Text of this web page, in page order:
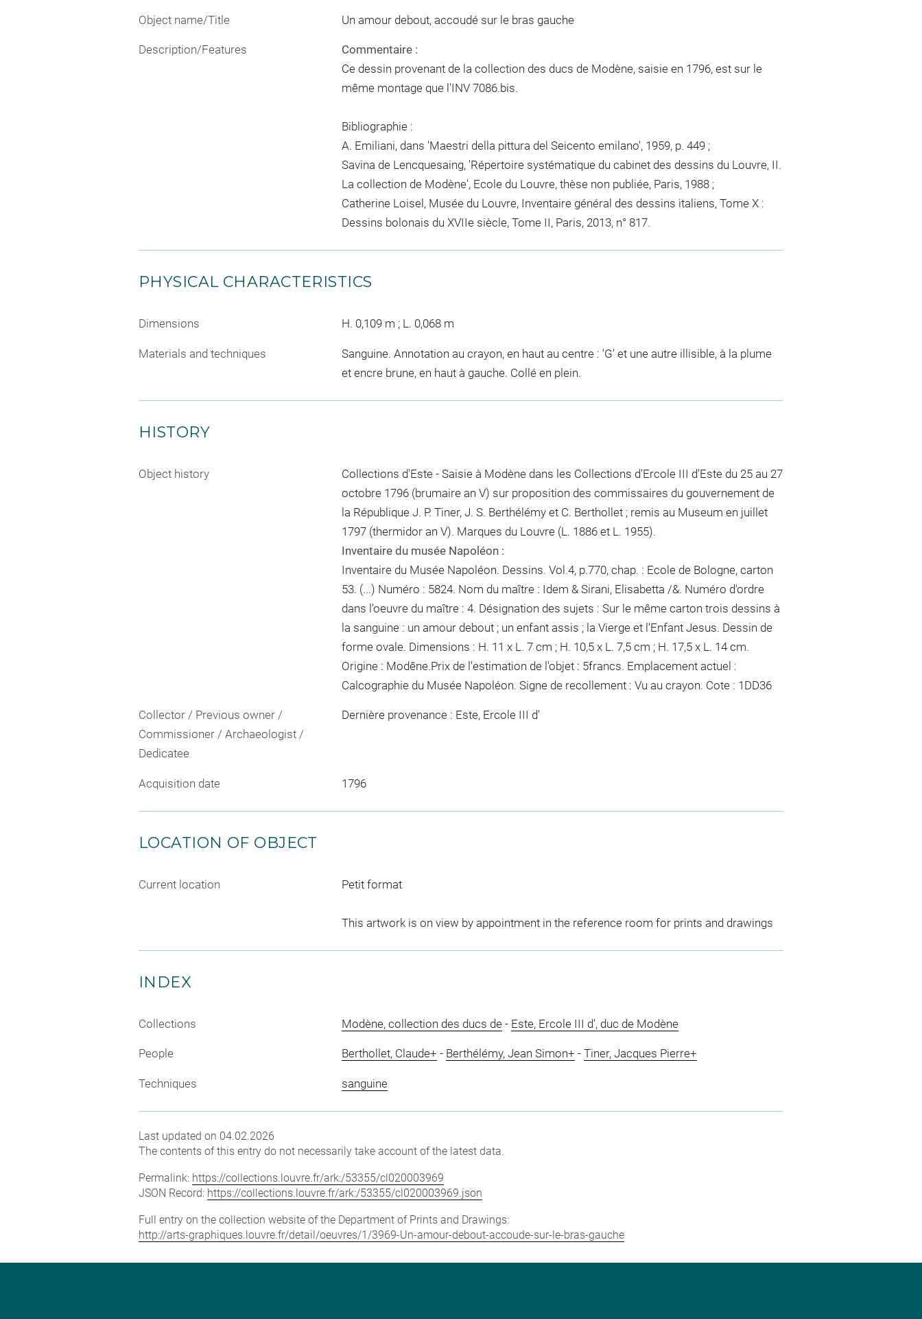
Object name/Title Un amour debout, accoudé sur le bras gauche
Description/Features
Commentaire :
Ce dessin provenant de la collection des ducs de Modène, saisie en 1796, est sur le
même montage que l'INV 7086.bis.
Bibliographie :
A. Emiliani, dans 'Maestri della pittura del Seicento emilano', 1959, p. 449 ;
Savina de Lencquesaing, 'Répertoire systématique du cabinet des dessins du Louvre, II.
La collection de Modène', Ecole du Louvre, thèse non publiée, Paris, 1988 ;
Catherine Loisel, Musée du Louvre, Inventaire général des dessins italiens, Tome X :
Dessins bolonais du XVIIe siècle, Tome II, Paris, 2013, n° 817.
PHYSICAL CHARACTERISTICS
Dimensions H. 0,109 m ; L. 0,068 m
Materials and techniques
Sanguine. Annotation au crayon, en haut au centre : 'G' et une autre illisible, à la plume
et encre brune, en haut à gauche. Collé en plein.
HISTORY
Object history
Collections d'Este - Saisie à Modène dans les Collections d'Ercole III d'Este du 25 au 27
octobre 1796 (brumaire an V) sur proposition des commissaires du gouvernement de
la République J. P. Tiner, J. S. Berthélémy et C. Berthollet ; remis au Museum en juillet
1797 (thermidor an V). Marques du Louvre (L. 1886 et L. 1955).
Inventaire du musée Napoléon :
Inventaire du Musée Napoléon. Dessins. Vol.4, p.770, chap. : Ecole de Bologne, carton
53. (...) Numéro : 5824. Nom du maître : Idem & Sirani, Elisabetta /&. Numéro d'ordre
dans l'oeuvre du maître : 4. Désignation des sujets : Sur le même carton trois dessins à
la sanguine : un amour debout ; un enfant assis ; la Vierge et l'Enfant Jesus. Dessin de
forme ovale. Dimensions : H. 11 x L. 7 cm ; H. 10,5 x L. 7,5 cm ; H. 17,5 x L. 14 cm.
Origine : Modêne.Prix de l'estimation de l'objet : 5francs. Emplacement actuel :
Calcographie du Musée Napoléon. Signe de recollement : Vu au crayon. Cote : 1DD36
Collector / Previous owner /
Commissioner / Archaeologist /
Dedicatee
Dernière provenance : Este, Ercole III d'
Acquisition date 1796
LOCATION OF OBJECT
Current location Petit format
This artwork is on view by appointment in the reference room for prints and drawings
INDEX
Collections Modène, collection des ducs de- Este, Ercole III d', duc de Modène
People Berthollet, Claude+ - Berthélémy, Jean Simon+ - Tiner, Jacques Pierre+
Techniques sanguine
Last updated on 04.02.2026
The contents of this entry do not necessarily take account of the latest data.
Permalink: https://collections.louvre.fr/ark:/53355/cl020003969
JSON Record: https://collections.louvre.fr/ark:/53355/cl020003969.json
Full entry on the collection website of the Department of Prints and Drawings:
http://arts-graphiques.louvre.fr/detail/oeuvres/1/3969-Un-amour-debout-accoude-sur-le-bras-gauche